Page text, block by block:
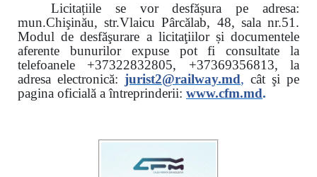
Licitațiile se vor desfășura pe adresa:
mun.Chişinău, str.Vlaicu Pârcălab, 48, sala nr.51.
Modul de desfăşurare a licitaţiilor și documentele
aferente bunurilor expuse pot fi consultate la
telefoanele +37322832805, +37369356813, la
adresa electronică: jurist2@railway.md, cât şi pe
pagina oficială a întreprinderii: www.cfm.md.